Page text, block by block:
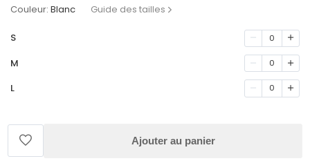
Couleur: Blanc Guide des tailles
S 0
M 0
L 0
Ajouter au panier